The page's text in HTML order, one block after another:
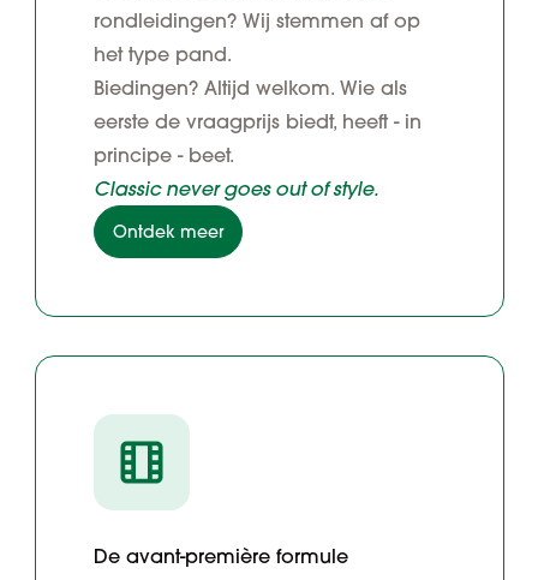
rondleidingen? Wij stemmen af op
het type pand.
Biedingen? Altijd welkom. Wie als
eerste de vraagprijs biedt, heeft - in
principe - beet.
Classic never goes out of style.
Ontdek meer
De avant-première formule